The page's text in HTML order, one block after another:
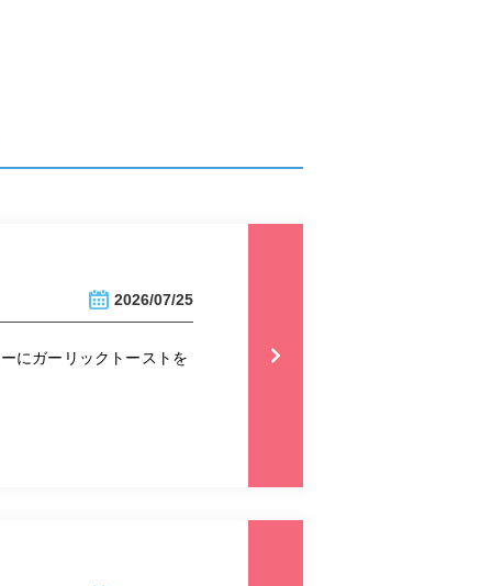
2026/07/25
にガーリックトーストを